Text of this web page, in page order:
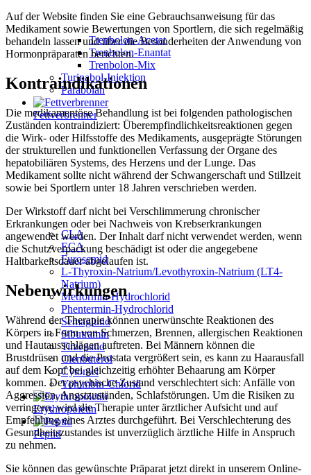
Trenbolon-Acetat
Trenbolon-Enantat
Trenbolon-Mix
Turinabol-Injektion
Parabolan
Fettverbrenner
CLA
ECA
Furosemid
L-Thyroxin-Natrium/Levothyroxin-Natrium (LT4-
Natrium)
Metformin-Hydrochlorid
Phentermin-Hydrochlorid
Semaglutid
Sibutramin
Tirzepatid
Clenbuterol
Cytomel
Yohimbin-Chlorid
Erythropoietin
Peptid
Auf der Website finden Sie eine Gebrauchsanweisung für das
Medikament sowie Bewertungen von Sportlern, die sich regelmäßig
behandeln lassen und über die Besonderheiten der Anwendung von
Hormonpräparaten berichten.
Kontraindikationen
Die medikamentöse Behandlung ist bei folgenden pathologischen
Zuständen kontraindiziert: Überempfindlichkeitsreaktionen gegen
die Wirk- oder Hilfsstoffe des Medikaments, ausgeprägte Störungen
der strukturellen und funktionellen Verfassung der Organe des
hepatobiliären Systems, des Herzens und der Lunge. Das
Medikament sollte nicht während der Schwangerschaft und Stillzeit
sowie bei Sportlern unter 18 Jahren verschrieben werden.
Der Wirkstoff darf nicht bei Verschlimmerung chronischer
Erkrankungen oder bei Nachweis von Krebserkrankungen
angewendet werden. Der Inhalt darf nicht verwendet werden, wenn
die Schutzverpackung beschädigt ist oder die angegebene
Haltbarkeitsdauer abgelaufen ist.
Nebenwirkungen
Während der Therapie können unerwünschte Reaktionen des
Körpers in Form von Schmerzen, Brennen, allergischen Reaktionen
und Hautausschlägen auftreten. Bei Männern können die
Brustdrüsen und die Prostata vergrößert sein, es kann zu Haarausfall
auf dem Kopf bei gleichzeitig erhöhter Behaarung am Körper
kommen. Der psychische Zustand verschlechtert sich: Anfälle von
Aggression, Angstzuständen, Schlafstörungen. Um die Risiken zu
verringern, wird die Therapie unter ärztlicher Aufsicht und auf
Empfehlung eines Arztes durchgeführt. Bei Verschlechterung des
Gesundheitszustandes ist unverzüglich ärztliche Hilfe in Anspruch
zu nehmen.
Sie können das gewünschte Präparat jetzt direkt in unserem Online-